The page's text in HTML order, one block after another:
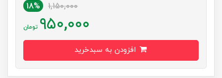
1,150,000
18%
950,000 تومان